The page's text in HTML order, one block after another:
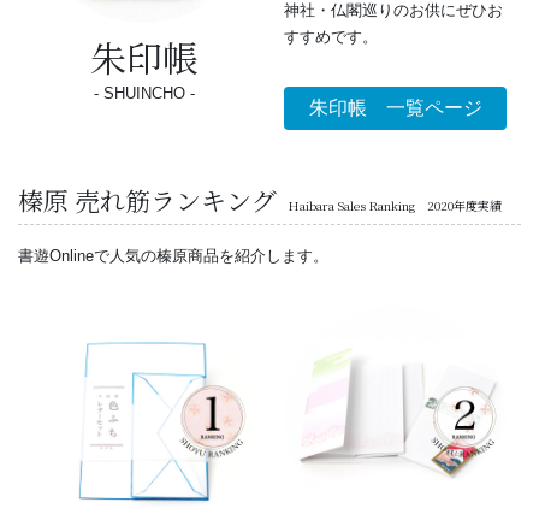
朱印帳
SHUINCHO
神社・仏閣巡りのお供にぜひお
すすめです。
朱印帳 一覧ページ
榛原 売れ筋ランキング Haibara Sales Ranking 2020年度実績
書遊Onlineで人気の榛原商品を紹介します。